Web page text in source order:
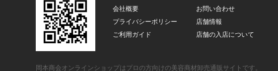
会社概要
お問い合わせ
プライバシーポリシー
店舗情報
ご利用ガイド
店舗の入店について
岡本商会オンラインショップはプロの方向けの美容商材卸売通販サイトです。